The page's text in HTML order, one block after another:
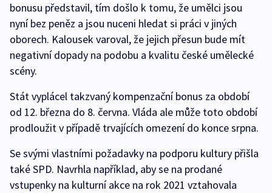
bonusu představil, tím došlo k tomu, že umělci jsou
nyní bez peněz a jsou nuceni hledat si práci v jiných
oborech. Kalousek varoval, že jejich přesun bude mít
negativní dopady na podobu a kvalitu české umělecké
scény.
Stát vyplácel takzvaný kompenzační bonus za období
od 12. března do 8. června. Vláda ale může toto období
prodloužit v případě trvajících omezení do konce srpna.
Se svými vlastními požadavky na podporu kultury přišla
také SPD. Navrhla například, aby se na prodané
vstupenky na kulturní akce na rok 2021 vztahovala